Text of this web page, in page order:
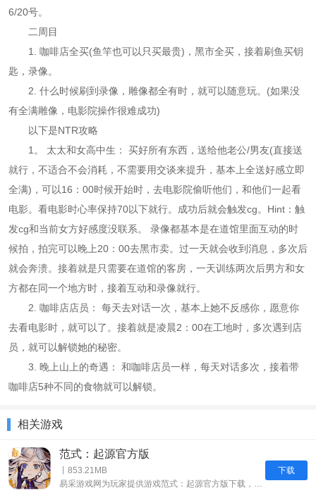
6/20号。
二周目
1. 咖啡店全买(鱼竿也可以只买最贵)，黑市全买，接着刷鱼买钥
匙，录像。
2. 什么时候刷到录像，雕像都全有时，就可以随意玩。(如果没
有全满雕像，电影院操作很难成功)
以下是NTR攻略
1。 太太和女高中生： 买好所有东西，送给他老公/男友(直接送
就行，不适合不会消耗，不需要用交谈来提升，基本上全送好感立即
全满)，可以16：00时候开始时，去电影院偷听他们，和他们一起看
电影。看电影时心率保持70以下就行。成功后就会触发cg。Hint：触
发cg和当前女方好感度没联系。 录像都基本是在道馆里面互动的时
候拍，拍完可以晚上20：00去黑市卖。过一天就会收到消息，多次后
就会奔溃。接着就是只需要在道馆的客房，一天训练两次后男方和女
方都在同一个地方时，接着互动和录像就行。
2. 咖啡店店员： 每天去对话一次，基本上她不反感你，愿意你
去看电影时，就可以了。接着就是凌晨2：00在工地时，多次遇到店
员，就可以解锁她的秘密。
3. 晚上山上的奇遇： 和咖啡店员一样，每天对话多次，接着带
咖啡店5种不同的食物就可以解锁。
相关游戏
下载
范式：起源官方版
丨853.21MB
易采游戏网为玩家提供游戏范式：起源官方版下载，同时帮助玩家分享网络游戏，手机游戏，单机游戏，电竞电玩等终端游戏的策略分享，游戏评测体验，游戏晋级攻略等内容。范式起源官方版是一款将音乐与立体空间完美融合的创新游戏。在这款游戏中，玩家将沉浸在音乐的海洋中，感受音乐与舞蹈带来的极致乐趣。游戏的音乐库非常丰富，包含了众多经典和流行的音乐曲目。玩家可以根据自己的喜好选择不同的音乐进行游戏，每首音乐都有其独